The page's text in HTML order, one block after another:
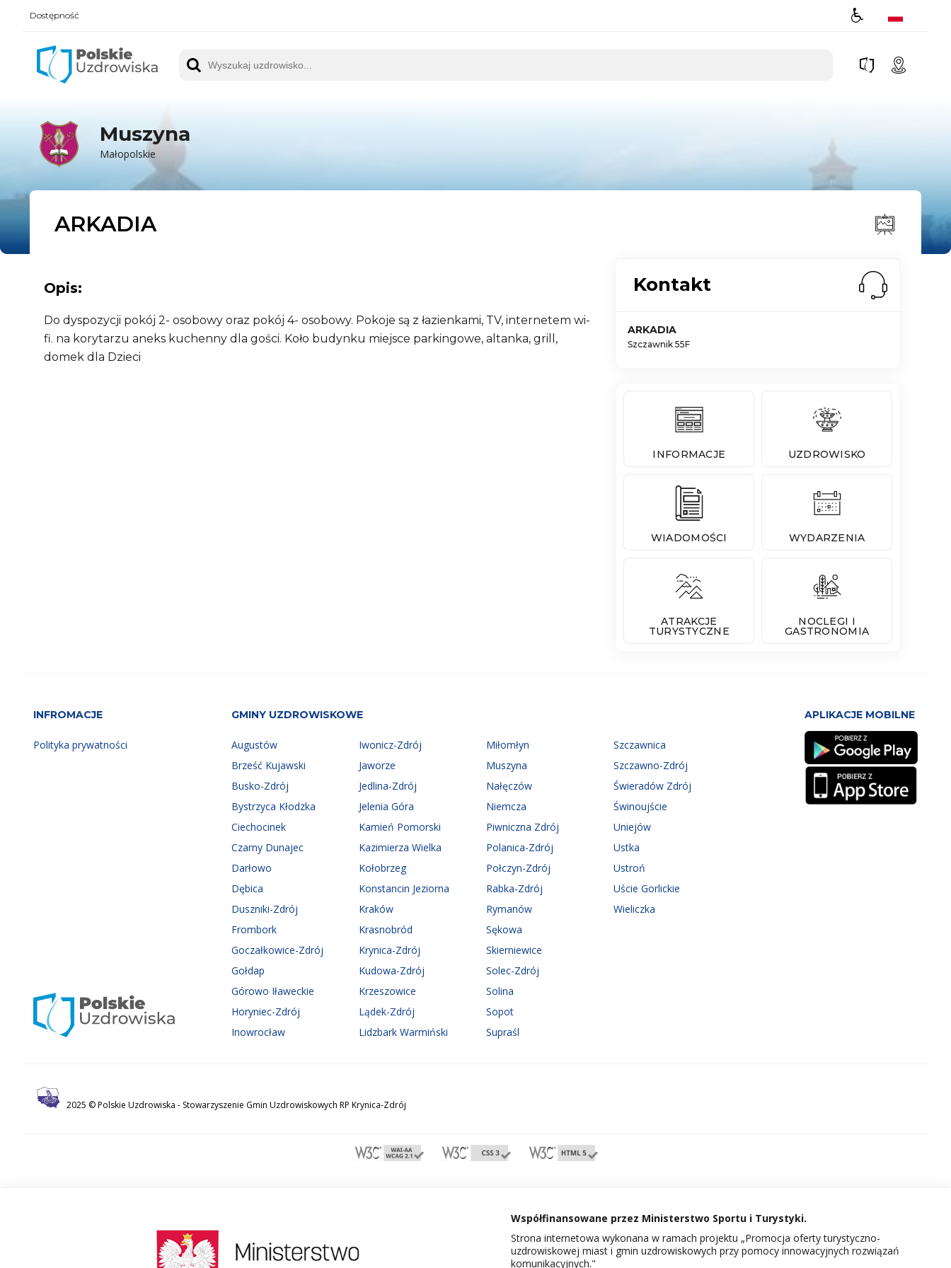
Dostępność
Muszyna
Małopolskie
ARKADIA
Kontakt
ARKADIA
Szczawnik 55F
INFORMACJE UZDROWISKO
WIADOMOŚCI WYDARZENIA
ATRAKCJE
TURYSTYCZNE
NOCLEGI I
GASTRONOMIA
Opis:
Do dyspozycji pokój 2- osobowy oraz pokój 4- osobowy. Pokoje są z łazienkami, TV, internetem wi-
fi. na korytarzu aneks kuchenny dla gości. Koło budynku miejsce parkingowe, altanka, grill,
domek dla Dzieci
INFROMACJE
Polityka prywatności
GMINY UZDROWISKOWE
Augustów
Brześć Kujawski
Busko-Zdrój
Bystrzyca Kłodzka
Ciechocinek
Czarny Dunajec
Darłowo
Dębica
Duszniki-Zdrój
Frombork
Goczałkowice-Zdrój
Gołdap
Górowo Iławeckie
Horyniec-Zdrój
Inowrocław
Iwonicz-Zdrój
Jaworze
Jedlina-Zdrój
Jelenia Góra
Kamień Pomorski
Kazimierza Wielka
Kołobrzeg
Konstancin Jeziorna
Kraków
Krasnobród
Krynica-Zdrój
Kudowa-Zdrój
Krzeszowice
Lądek-Zdrój
Lidzbark Warmiński
Miłomłyn
Muszyna
Nałęczów
Niemcza
Piwniczna Zdrój
Polanica-Zdrój
Połczyn-Zdrój
Rabka-Zdrój
Rymanów
Sękowa
Skierniewice
Solec-Zdrój
Solina
Sopot
Supraśl
Szczawnica
Szczawno-Zdrój
Świeradów Zdrój
Świnoujście
Uniejów
Ustka
Ustroń
Uście Gorlickie
Wieliczka
APLIKACJE MOBILNE
2025 © Polskie Uzdrowiska - Stowarzyszenie Gmin Uzdrowiskowych RP Krynica-Zdrój
Współfinansowane przez Ministerstwo Sportu i Turystyki.
Strona internetowa wykonana w ramach projektu „Promocja oferty turystyczno-
uzdrowiskowej miast i gmin uzdrowiskowych przy pomocy innowacyjnych rozwiązań
komunikacyjnych."